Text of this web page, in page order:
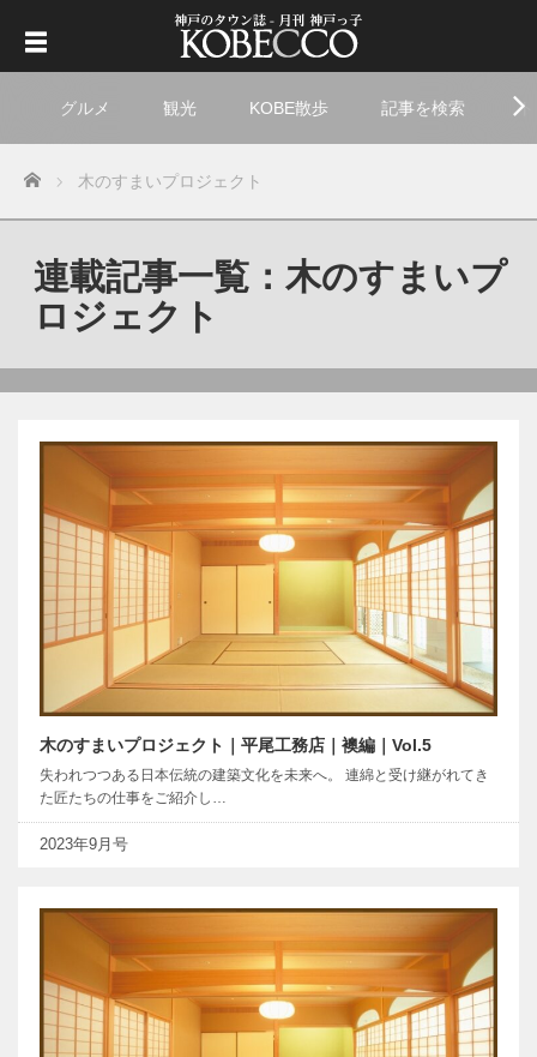
グルメ 観光 KOBE散歩 記事を検索
Home 木のすまいプロジェクト
連載記事一覧：木のすまいプ
ロジェクト
木のすまいプロジェクト｜平尾工務店｜襖編｜Vol.5
失われつつある日本伝統の建築文化を未来へ。 連綿と受け継がれてき
た匠たちの仕事をご紹介し…
2023年9月号